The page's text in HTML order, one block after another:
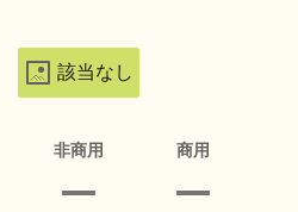
該当なし
非商用 商用